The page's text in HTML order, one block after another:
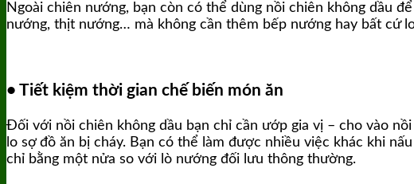
Ngoài chiên nướng, bạn còn có thể dùng nồi chiên không dầu
nướng, thịt nướng… mà không cần thêm bếp nướng hay bất cứ
• Tiết kiệm thời gian chế biến món ăn
Đối với nồi chiên không dầu bạn chỉ cần ướp gia vị – cho vào
lo sợ đồ ăn bị cháy. Bạn có thể làm được nhiều việc khác khi
chỉ bằng một nửa so với lò nướng đối lưu thông thường.